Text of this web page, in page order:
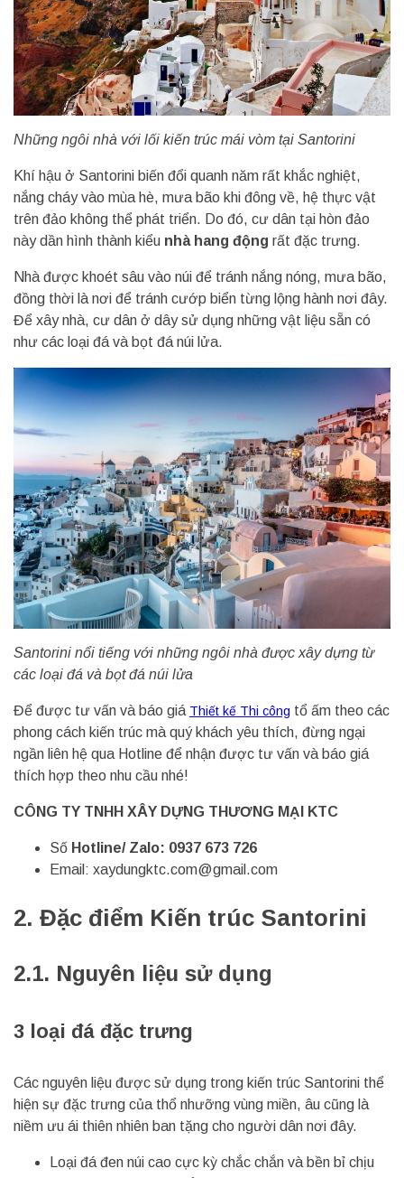
Những ngôi nhà với lối kiến trúc mái vòm tại Santorini
Khí hậu ở Santorini biến đổi quanh năm rất khắc nghiệt,
nắng cháy vào mùa hè, mưa bão khi đông về, hệ thực vật
trên đảo không thể phát triển. Do đó, cư dân tại hòn đảo
này dần hình thành kiểu nhà hang động rất đặc trưng.
Nhà được khoét sâu vào núi để tránh nắng nóng, mưa bão,
đồng thời là nơi để tránh cướp biển từng lộng hành nơi đây.
Để xây nhà, cư dân ở dây sử dụng những vật liệu sẵn có
như các loại đá và bọt đá núi lửa.
Santorini nổi tiếng với những ngôi nhà được xây dựng từ
các loại đá và bọt đá núi lửa
Để được tư vấn và báo giá Thiết kế Thi công tổ ấm theo các
phong cách kiến trúc mà quý khách yêu thích, đừng ngại
ngần liên hệ qua Hotline để nhận được tư vấn và báo giá
thích hợp theo nhu cầu nhé!
CÔNG TY TNHH XÂY DỰNG THƯƠNG MẠI KTC
Số Hotline/ Zalo: 0937 673 726
Email: xaydungktc.com@gmail.com
2. Đặc điểm Kiến trúc Santorini
2.1. Nguyên liệu sử dụng
3 loại đá đặc trưng
Các nguyên liệu được sử dụng trong kiến trúc Santorini thể
hiện sự đặc trưng của thổ nhưỡng vùng miền, âu cũng là
niềm ưu ái thiên nhiên ban tặng cho người dân nơi đây.
Loại đá đen núi cao cực kỳ chắc chắn và bền bỉ chịu